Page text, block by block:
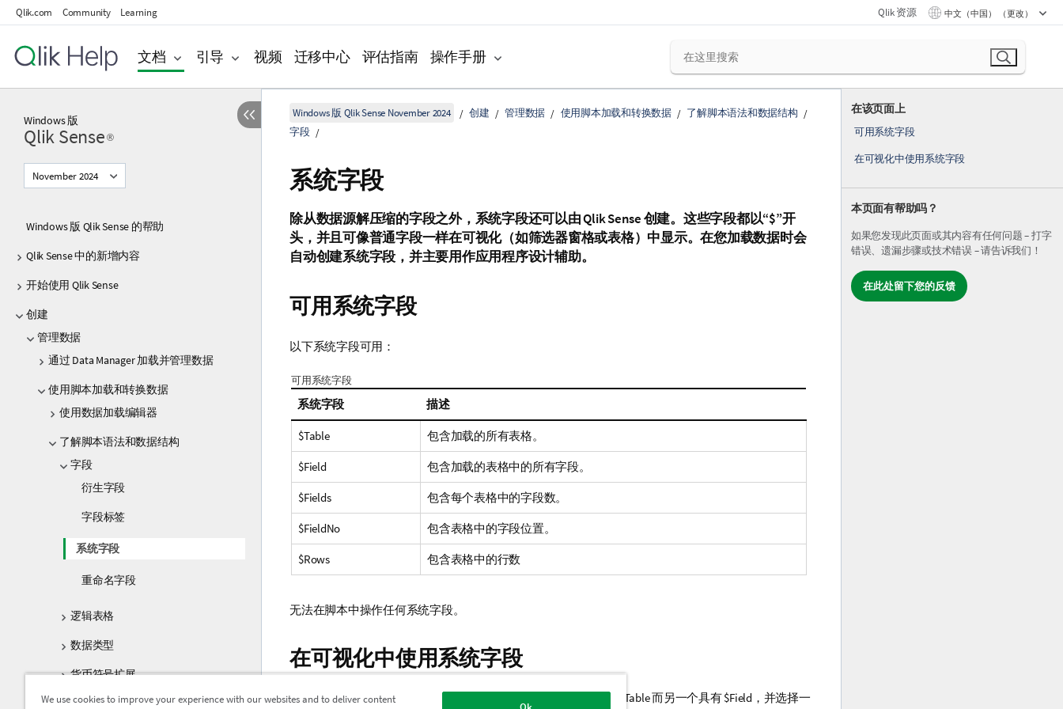
Qlik.com Community Learning Qlik 资源 中文（中国） （更改）
文档 引导 视频 迁移中心 评估指南 操作手册
Windows版
Qlik Sense ®
November 2024
Windows 版 Qlik Sense 的帮助
Qlik Sense 中的新增内容
开始使用 Qlik Sense
创建
管理数据
通过 Data Manager 加载并管理数据
使用脚本加载和转换数据
使用数据加载编辑器
了解脚本语法和数据结构
字段
衍生字段
字段标签
系统字段
重命名字段
逻辑表格
数据类型
货币符号扩展
在脚本中使用引号
在该页面上
可用系统字段
在可视化中使用系统字段
本页面有帮助吗？
如果您发现此页面或其内容有任何问题 – 打字
错误、遗漏步骤或技术错误 – 请告诉我们！
在此处留下您的反馈
Windows 版 Qlik Sense November 2024 创建 管理数据 使用脚本加载和转换数据
了解脚本语法和数据结构
字段
系统字段
除从数据源解压缩的字段之外，系统字段还可以由Qlik Sense创建。这些字段都以“$”开
头，并且可像普通字段一样在可视化（如筛选器窗格或表格）中显示。在您加载数据时会
自动创建系统字段，并主要用作应用程序设计辅助。
可用系统字段
以下系统字段可用：
可用系统字段
系统字段 描述
$Table 包含加载的所有表格。
$Field 包含加载的表格中的所有字段。
$Fields 包含每个表格中的字段数。
$FieldNo 包含表格中的字段位置。
$Rows 包含表格中的行数
无法在脚本中操作任何系统字段。
在可视化中使用系统字段
关联系统字段数据。例如，如果添加两个筛选器选框，一个具有 $Table而另一个具有$Field ，并选择一
We use cookies to improve your experience with our websites and to deliver content